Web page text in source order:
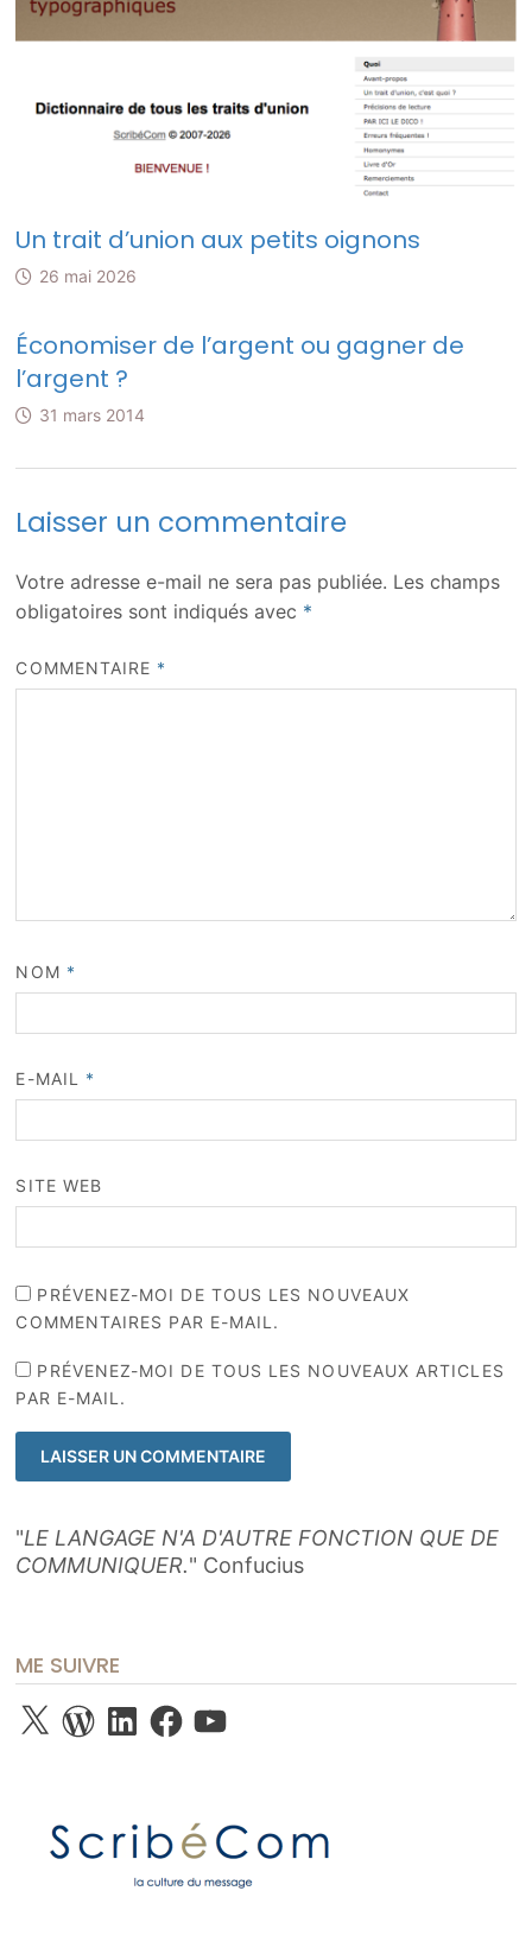
Un trait d’union aux petits oignons
26 mai 2026
Économiser de l’argent ou gagner de
l’argent ?
31 mars 2014
Laisser un commentaire
Votre adresse e-mail ne sera pas publiée. Les champs
obligatoires sont indiqués avec *
COMMENTAIRE *
NOM *
E-MAIL *
SITE WEB
PRÉVENEZ-MOI DE TOUS LES NOUVEAUX
COMMENTAIRES PAR E-MAIL.
PRÉVENEZ-MOI DE TOUS LES NOUVEAUX ARTICLES
PAR E-MAIL.
"LE LANGAGE N'A D'AUTRE FONCTION QUE DE
COMMUNIQUER." Confucius
ME SUIVRE
X WordPress
LinkedInFacebook
YouTube